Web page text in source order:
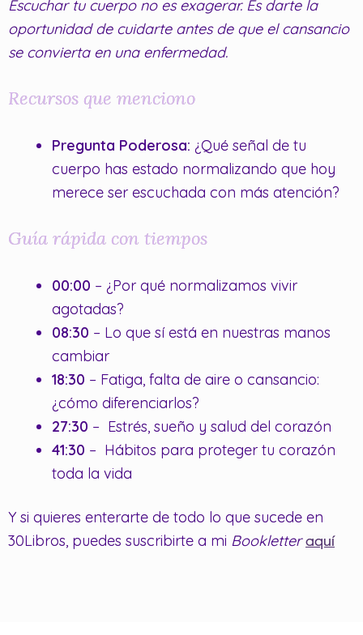
Escuchar tu cuerpo no es exagerar. Es darte la
oportunidad de cuidarte antes de que el cansancio
se convierta en una enfermedad.
Recursos que menciono
Pregunta Poderosa: ¿Qué señal de tu
cuerpo has estado normalizando que hoy
merece ser escuchada con más atención?
Guía rápida con tiempos
00:00 – ¿Por qué normalizamos vivir
agotadas?
08:30 – Lo que sí está en nuestras manos
cambiar
18:30 – Fatiga, falta de aire o cansancio:
¿cómo diferenciarlos?
27:30 – Estrés, sueño y salud del corazón
41:30 – Hábitos para proteger tu corazón
toda la vida
Y si quieres enterarte de todo lo que sucede en
30Libros, puedes suscribirte a mi Bookletter aquí